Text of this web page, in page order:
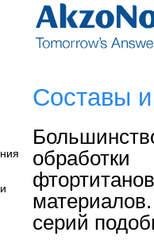
Составы
серий